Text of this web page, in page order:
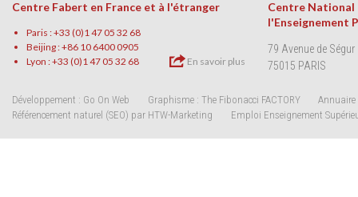
Centre Fabert en France et à l'étranger
Paris : +33 (0)1 47 05 32 68
Beijing : +86 10 6400 0905
Lyon : +33 (0)1 47 05 32 68
En savoir plus
Centre National
l'Enseignement
79 Avenue de Ségur
75015 PARIS
Développement : Go On Web Graphisme : The Fibonacci FACTORY
Annuaire
Référencement naturel (SEO) par HTW-Marketing
Emploi Enseignement